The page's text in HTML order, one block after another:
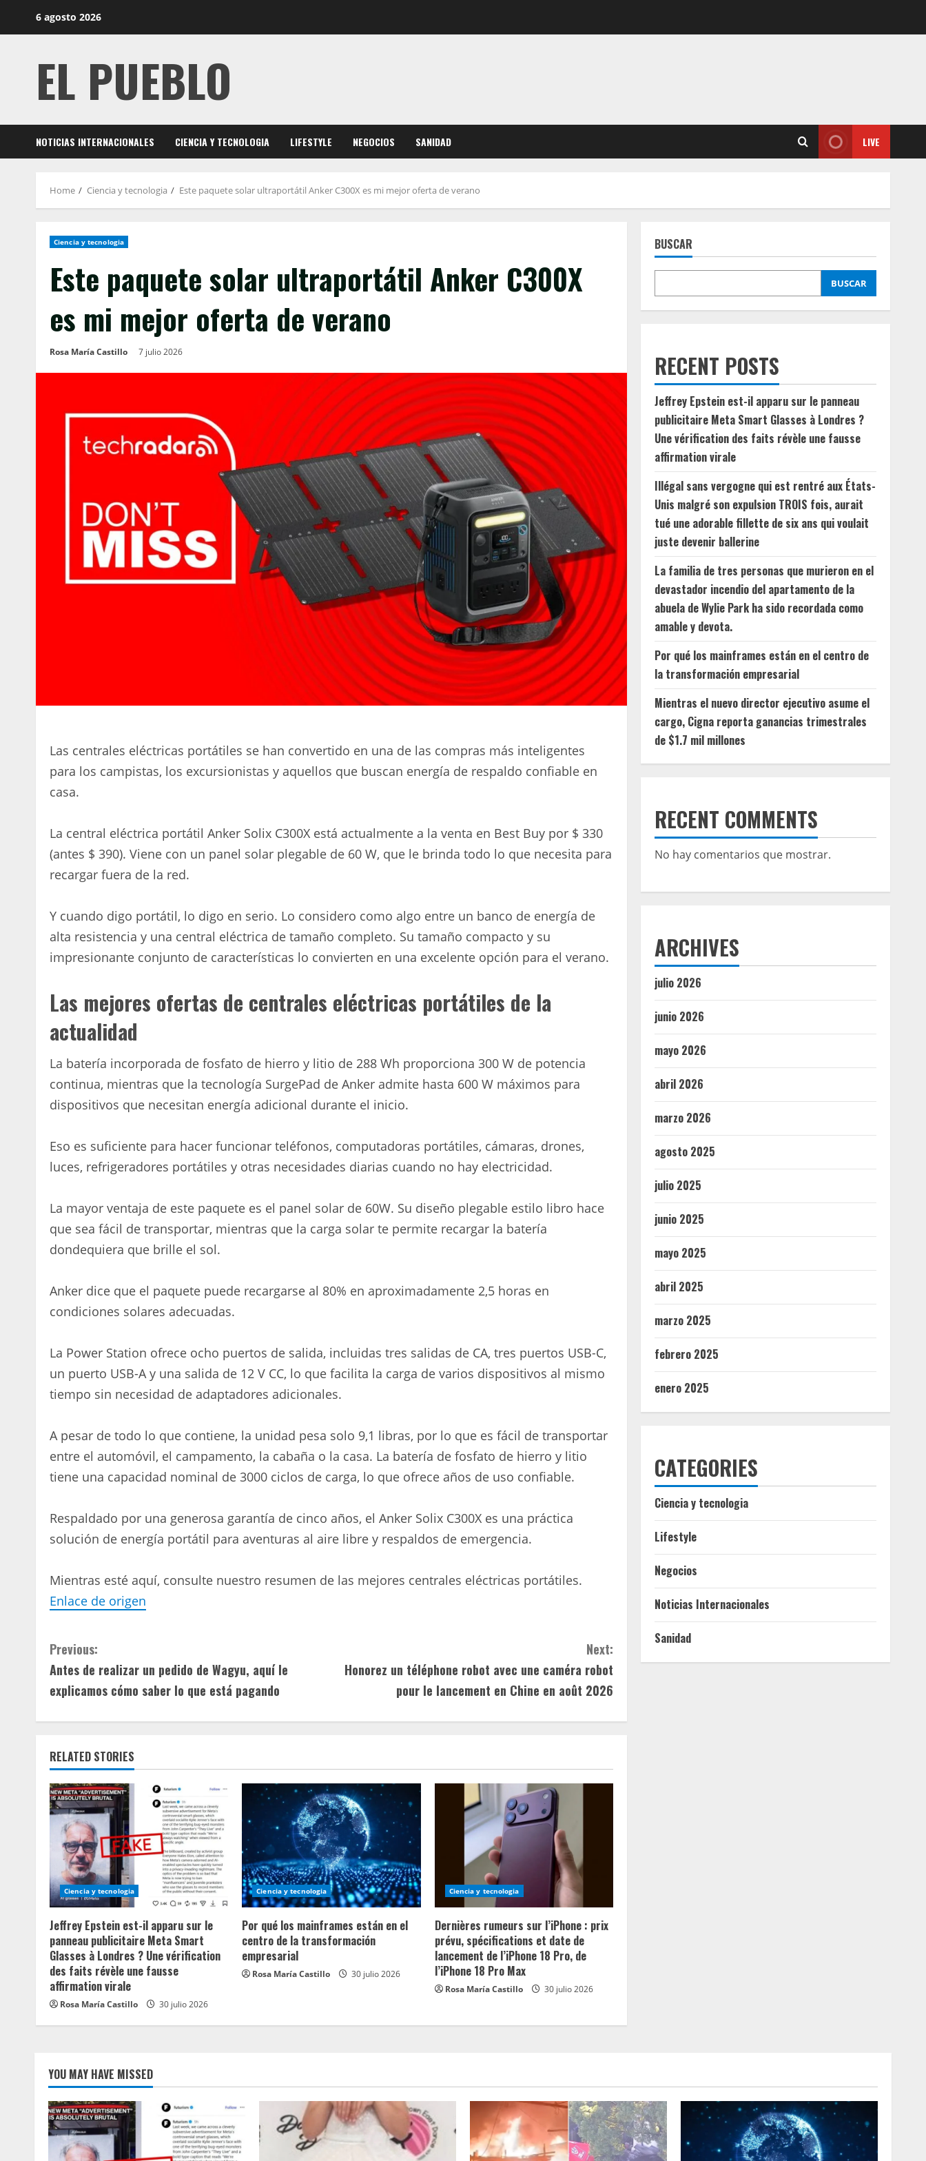
6 agosto 2026
EL PUEBLO
NOTICIAS INTERNACIONALES CIENCIA Y TECNOLOGIA LIFESTYLE NEGOCIOS SANIDAD LIVE
Home Ciencia y tecnologia Este paquete solar ultraportátil Anker C300X es mi mejor oferta de verano
Ciencia y tecnologia
Este paquete solar ultraportátil Anker C300X
es mi mejor oferta de verano
Rosa María Castillo 7 julio 2026
Las centrales eléctricas portátiles se han convertido en una de las compras más inteligentes
para los campistas, los excursionistas y aquellos que buscan energía de respaldo confiable en
casa.
La central eléctrica portátil Anker Solix C300X está actualmente a la venta en Best Buy por $ 330
(antes $ 390). Viene con un panel solar plegable de 60 W, que le brinda todo lo que necesita para
recargar fuera de la red.
Y cuando digo portátil, lo digo en serio. Lo considero como algo entre un banco de energía de
alta resistencia y una central eléctrica de tamaño completo. Su tamaño compacto y su
impresionante conjunto de características lo convierten en una excelente opción para el verano.
Las mejores ofertas de centrales eléctricas portátiles de la
actualidad
La batería incorporada de fosfato de hierro y litio de 288 Wh proporciona 300 W de potencia
continua, mientras que la tecnología SurgePad de Anker admite hasta 600 W máximos para
dispositivos que necesitan energía adicional durante el inicio.
Eso es suficiente para hacer funcionar teléfonos, computadoras portátiles, cámaras, drones,
luces, refrigeradores portátiles y otras necesidades diarias cuando no hay electricidad.
La mayor ventaja de este paquete es el panel solar de 60W. Su diseño plegable estilo libro hace
que sea fácil de transportar, mientras que la carga solar te permite recargar la batería
dondequiera que brille el sol.
Anker dice que el paquete puede recargarse al 80% en aproximadamente 2,5 horas en
condiciones solares adecuadas.
La Power Station ofrece ocho puertos de salida, incluidas tres salidas de CA, tres puertos USB-C,
un puerto USB-A y una salida de 12 V CC, lo que facilita la carga de varios dispositivos al mismo
tiempo sin necesidad de adaptadores adicionales.
A pesar de todo lo que contiene, la unidad pesa solo 9,1 libras, por lo que es fácil de transportar
entre el automóvil, el campamento, la cabaña o la casa. La batería de fosfato de hierro y litio
tiene una capacidad nominal de 3000 ciclos de carga, lo que ofrece años de uso confiable.
Respaldado por una generosa garantía de cinco años, el Anker Solix C300X es una práctica
solución de energía portátil para aventuras al aire libre y respaldos de emergencia.
Mientras esté aquí, consulte nuestro resumen de las mejores centrales eléctricas portátiles.
Enlace de origen
C
o
i
n
u
e
R
e
a
d
i
n
Previous:
Antes de realizar un pedido de Wagyu, aquí le
explicamos cómo saber lo que está pagando
Next:
Honorez un téléphone robot avec une caméra robot
pour le lancement en Chine en août 2026
RELATED STORIES
Ciencia y tecnologia
Jeffrey Epstein est-il apparu sur le
panneau publicitaire Meta Smart
Glasses à Londres ? Une vérification
des faits révèle une fausse
affirmation virale
Rosa María Castillo 30 julio 2026
Ciencia y tecnologia
Por qué los mainframes están en el
centro de la transformación
empresarial
Rosa María Castillo 30 julio 2026
Ciencia y tecnologia
Dernières rumeurs sur l’iPhone : prix
prévu, spécifications et date de
lancement de l’iPhone 18 Pro, de
l’iPhone 18 Pro Max
Rosa María Castillo 30 julio 2026
BUSCAR
BUSCAR
RECENT POSTS
Jeffrey Epstein est-il apparu sur le panneau
publicitaire Meta Smart Glasses à Londres ?
Une vérification des faits révèle une fausse
affirmation virale
Illégal sans vergogne qui est rentré aux États-
Unis malgré son expulsion TROIS fois, aurait
tué une adorable fillette de six ans qui voulait
juste devenir ballerine
La familia de tres personas que murieron en el
devastador incendio del apartamento de la
abuela de Wylie Park ha sido recordada como
amable y devota.
Por qué los mainframes están en el centro de
la transformación empresarial
Mientras el nuevo director ejecutivo asume el
cargo, Cigna reporta ganancias trimestrales
de $1.7 mil millones
RECENT COMMENTS
No hay comentarios que mostrar.
ARCHIVES
julio 2026
junio 2026
mayo 2026
abril 2026
marzo 2026
agosto 2025
julio 2025
junio 2025
mayo 2025
abril 2025
marzo 2025
febrero 2025
enero 2025
CATEGORIES
Ciencia y tecnologia
Lifestyle
Negocios
Noticias Internacionales
Sanidad
YOU MAY HAVE MISSED